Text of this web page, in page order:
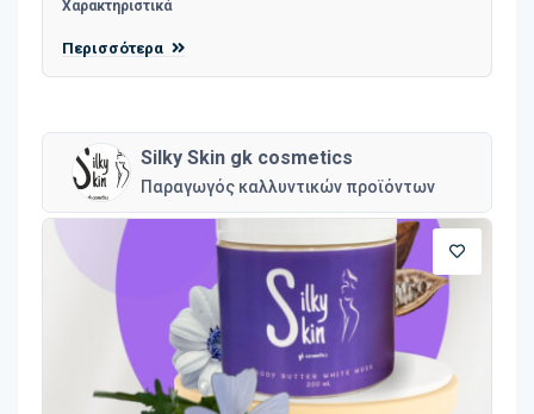
Χαρακτηριστικά
Περισσότερα
Silky Skin gk cosmetics
Παραγωγός καλλυντικών προϊόντων